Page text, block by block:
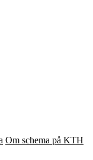
Om schema på KTH